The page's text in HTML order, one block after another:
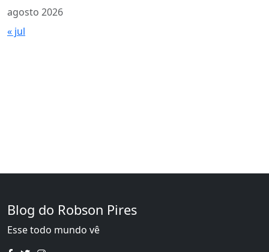
agosto 2026
« jul
Blog do Robson Pires
Esse todo mundo vê